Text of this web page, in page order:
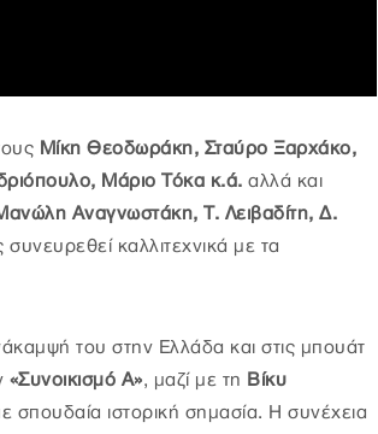
Μίκη Θεοδωράκη, Σταύρο Ξαρχάκο,
Μάριο Τόκα κ.ά. αλλά και
Αναγνωστάκη, Τ. Λειβαδίτη, Δ.
συνευρεθεί καλλιτεχνικά με τα
του στην Ελλάδα και στις μπουάτ
«Συνοικισμό Α», μαζί με τη Βίκυ
σπουδαία ιστορική σημασία. Η συνέχεια